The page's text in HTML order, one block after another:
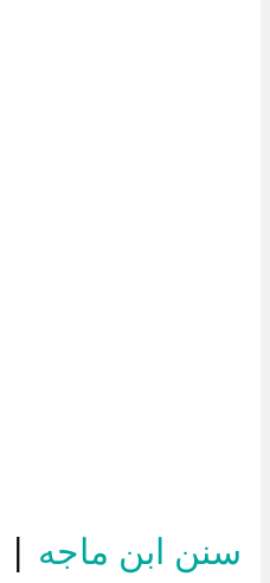
سنن ابن ماجه |